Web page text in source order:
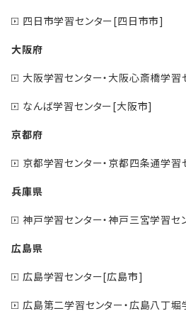
四日市学習センター[四日市市]
大阪府
大阪学習センター・大阪心斎橋学
なんば学習センター[大阪市]
京都府
京都学習センター・京都四条通学
兵庫県
神戸学習センター・神戸三宮学習セ
広島県
広島学習センター[広島市]
広島第二学習センター・広島八丁